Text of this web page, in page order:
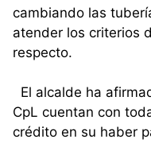
cambiando las
atender los criterios
respecto.
El alcalde ha
CpL cuentan con
crédito en su haber